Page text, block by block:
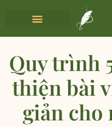
Quy trình
thiện bài
giản cho